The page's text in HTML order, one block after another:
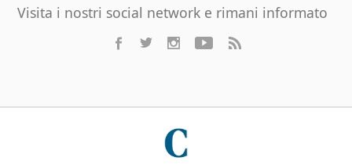
Visita i nostri social network e rimani informato